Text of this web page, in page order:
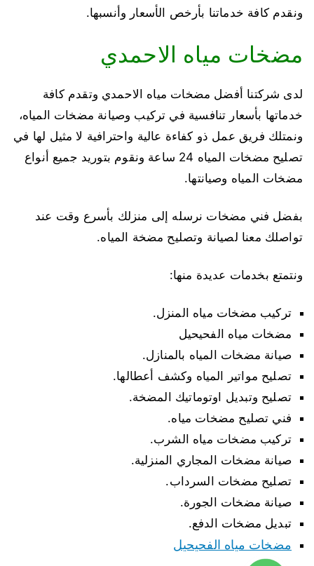
ونقدم كافة خدماتنا بأرخص الأسعار وأنسبها.
مضخات مياه الاحمدي
لدى شركتنا أفضل مضخات مياه الاحمدي وتقدم كافة
خدماتها بأسعار تنافسية في تركيب وصيانة مضخات المياه،
ونمتلك فريق عمل ذو كفاءة عالية واحترافية لا مثيل لها في
تصليح مضخات المياه 24 ساعة ونقوم بتوريد جميع أنواع
مضخات المياه وصيانتها.
بفضل فني مضخات نرسله إلى منزلك بأسرع وقت عند
تواصلك معنا لصيانة وتصليح مضخة المياه.
ونتمتع بخدمات عديدة منها:
تركيب مضخات مياه المنزل.
مضخات مياه الفحيحيل
صيانة مضخات المياه بالمنازل.
تصليح مواتير المياه وكشف أعطالها.
تصليح وتبديل اوتوماتيك المضخة.
فني تصليح مضخات مياه.
تركيب مضخات مياه الشرب.
صيانة مضخات المجاري المنزلية.
تصليح مضخات السرداب.
صيانة مضخات الجورة.
تبديل مضخات الدفع.
مضخات مياه الفحيحيل